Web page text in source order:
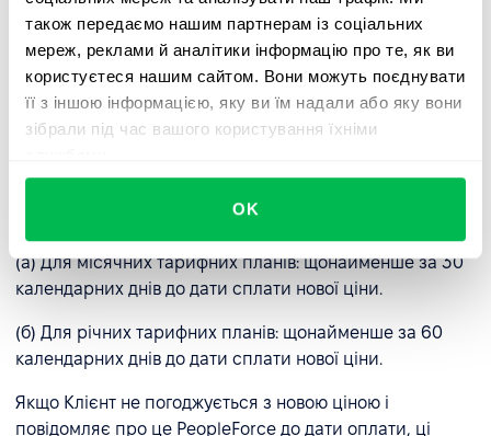
також передаємо нашим партнерам із соціальних
мереж, реклами й аналітики інформацію про те, як ви
користуєтеся нашим сайтом. Вони можуть поєднувати
її з іншою інформацією, яку ви їм надали або яку вони
зібрали під час вашого користування їхніми
OK
(a) За умови письмового повідомлення Клієнта з
наданням Клієнту 14-денного строку (після останнього
дня строку сплати) для здійснення повної оплати
згідно з рахунком-фактурою.
попереднього інформування Клієнта:
(а) Для місячних тарифних планів: щонайменше за 30
календарних днів до дати сплати нової ціни.
(б) Для річних тарифних планів: щонайменше за 60
календарних днів до дати сплати нової ціни.
Якщо Клієнт не погоджується з новою ціною і
повідомляє про це PeopleForce до дати оплати, ці